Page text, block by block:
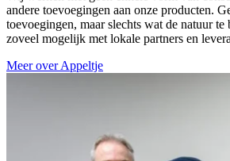
andere toevoegingen aan onze producten.
toevoegingen, maar slechts wat de natuur
zoveel mogelijk met lokale partners en
Meer over Appeltje